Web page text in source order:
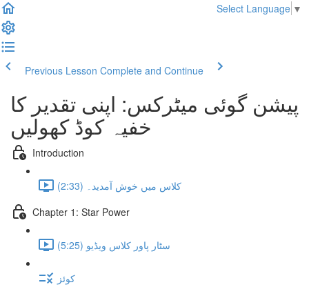
Select Language ▼
Previous Lesson Complete and Continue
پیشن گوئی میٹرکس: اپنی تقدیر کا
خفیہ کوڈ کھولیں
Introduction
کلاس میں خوش آمدید۔ (2:33)
Chapter 1: Star Power
سٹار پاور کلاس ویڈیو (5:25)
کوئز